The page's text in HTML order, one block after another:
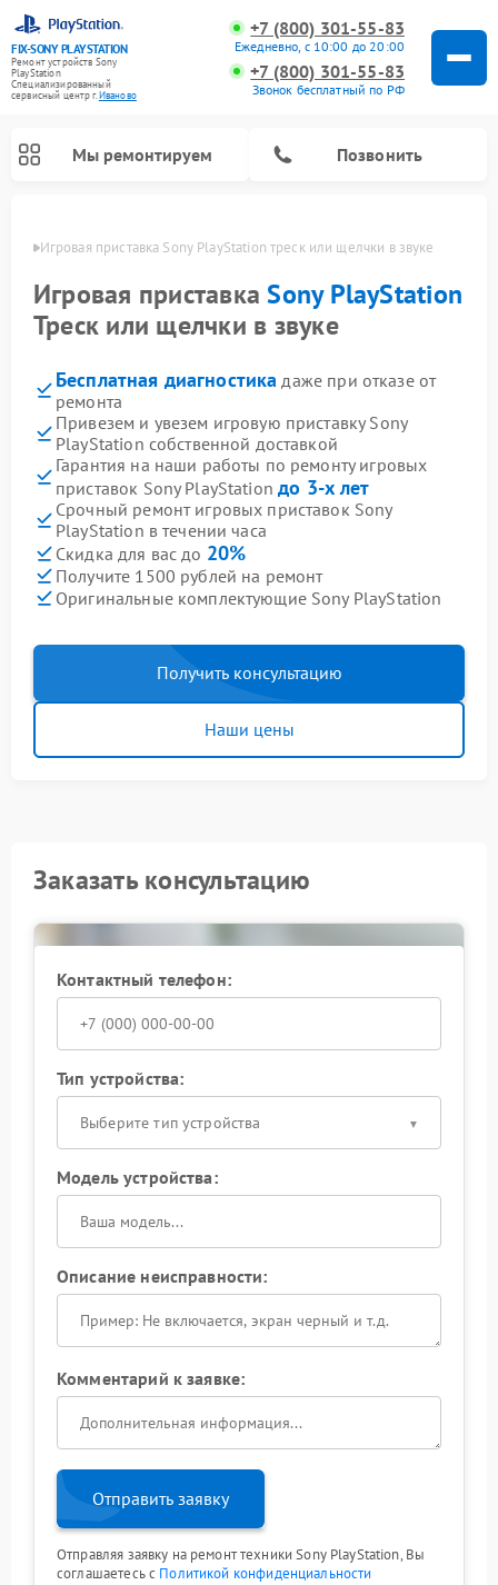
FIX-SONY PLAYSTATION
Ремонт устройств Sony
PlayStation
Специализированный
cервисный центр г.Иваново
+7 (800) 301-55-83
Ежедневно, с 10:00 до 20:00
+7 (800) 301-55-83
Звонок бесплатный по РФ
Мы ремонтируем Позвонить
Игровая приставка Sony PlayStation треск или щелчки в звуке
Игровая приставкаSony PlayStation
Треск или щелчки в звуке
Бесплатная диагностика даже при отказе от
ремонта
Привезем и увезем игровую приставку Sony
PlayStation собственной доставкой
Гарантия на наши работы по ремонту игровых
приставок Sony PlayStationдо 3-х лет
Срочный ремонт игровых приставок Sony
PlayStation в течении часа
Скидка для вас до 20%
Получите 1500 рублей на ремонт
Оригинальные комплектующие Sony PlayStation
Получить консультацию
Наши цены
Заказать консультацию
Контактный телефон:
Тип устройства:
Выберите тип устройства
Модель устройства:
Описание неисправности:
Комментарий к заявке:
Отправить заявку
Отправляя заявку на ремонт техники Sony PlayStation, Вы
соглашаетесь с Политикой конфиденциальности